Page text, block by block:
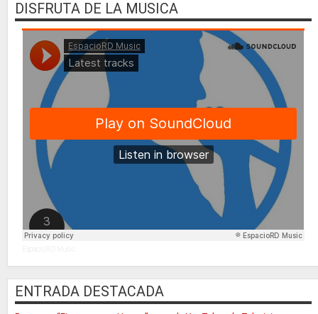
DISFRUTA DE LA MUSICA
ENTRADA DESTACADA